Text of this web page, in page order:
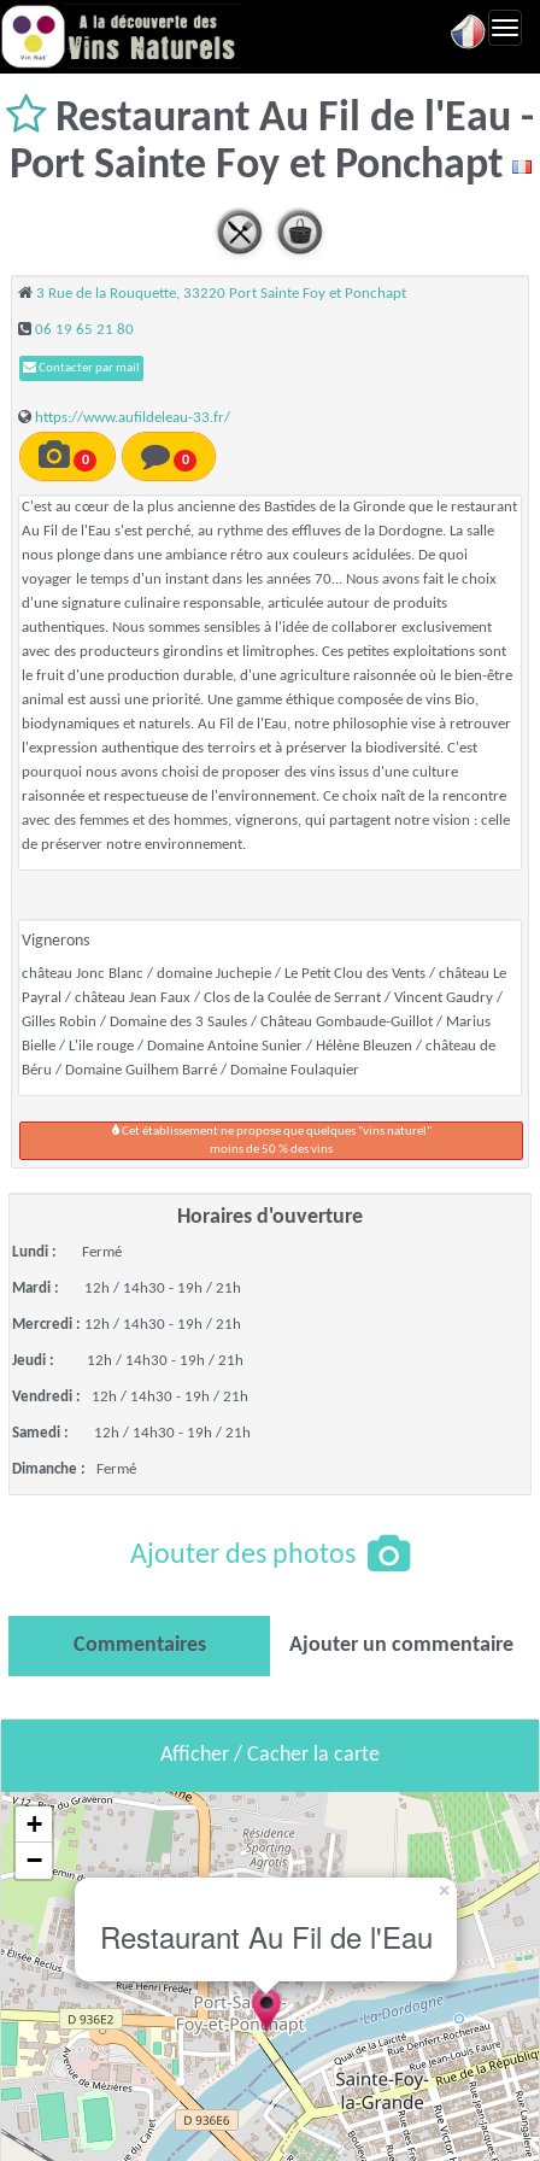
Restaurant Au Fil de l'Eau -
Port Sainte Foy et Ponchapt
3 Rue de la Rouquette, 33220 Port Sainte Foy et Ponchapt
06 19 65 21 80
Contacter par mail
https://www.aufildeleau-33.fr/
0 0
C'est au cœur de la plus ancienne des Bastides de la Gironde que le restaurant
Au Fil de l'Eau s'est perché, au rythme des effluves de la Dordogne. La salle
nous plonge dans une ambiance rétro aux couleurs acidulées. De quoi
voyager le temps d'un instant dans les années 70... Nous avons fait le choix
d'une signature culinaire responsable, articulée autour de produits
authentiques. Nous sommes sensibles à l'idée de collaborer exclusivement
avec des producteurs girondins et limitrophes. Ces petites exploitations sont
le fruit d'une production durable, d'une agriculture raisonnée où le bien-être
animal est aussi une priorité. Une gamme éthique composée de vins Bio,
biodynamiques et naturels. Au Fil de l'Eau, notre philosophie vise à retrouver
l'expression authentique des terroirs et à préserver la biodiversité. C'est
pourquoi nous avons choisi de proposer des vins issus d'une culture
raisonnée et respectueuse de l'environnement. ​ Ce choix naît de la rencontre
avec des femmes et des hommes, vignerons, qui partagent notre vision : celle
de préserver notre environnement. ​
Vignerons
château Jonc Blanc / domaine Juchepie / Le Petit Clou des Vents / château Le
Payral / château Jean Faux / Clos de la Coulée de Serrant / Vincent Gaudry /
Gilles Robin / Domaine des 3 Saules / Château Gombaude-Guillot / Marius
Bielle / L'ile rouge / Domaine Antoine Sunier / Hélène Bleuzen / château de
Béru / Domaine Guilhem Barré / Domaine Foulaquier
Cet établissement ne propose que quelques "vins naturel"
moins de 50 % des vins
Horaires d'ouverture
Lundi : Fermé
Mardi : 12h / 14h30 - 19h / 21h
Mercredi : 12h / 14h30 - 19h / 21h
Jeudi : 12h / 14h30 - 19h / 21h
Vendredi : 12h / 14h30 - 19h / 21h
Samedi : 12h / 14h30 - 19h / 21h
Dimanche : Fermé
Ajouter des photos
Commentaires Ajouter un commentaire
Afficher / Cacher la carte
Restaurant Au Fil de l'Eau
×
+
−